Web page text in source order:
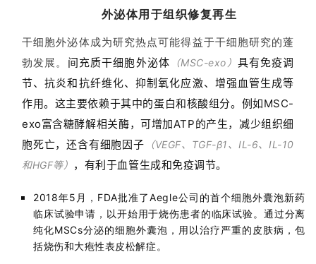
外泌体用于组织修复再生
干细胞外泌体成为研究热点可能得益于干细胞研究的蓬
勃发展。 间充质干细胞外泌体 （MSC-exo） 具有免疫调
节、抗炎和抗纤维化、抑制氧化应激、增强血管生成等
作用。这主要依赖于其中的蛋白和核酸组分。例如MSC-
exo富含糖酵解相关酶，可增加ATP的产生，减少组织细
胞死亡，还含有细胞因子 （VEGF、TGF-β1、IL-6、IL-10
和HGF等） ，有利于血管生成和免疫调节。
2018年5月，FDA批准了Aegle公司的首个细胞外囊泡新药
临床试验申请，以开始用于烧伤患者的临床试验。通过分离
纯化MSCs分泌的细胞外囊泡，用以治疗严重的皮肤病，包
括烧伤和大疱性表皮松解症。